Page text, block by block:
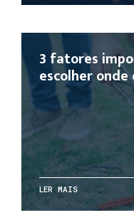
3 fatores
escolher
LER MAIS